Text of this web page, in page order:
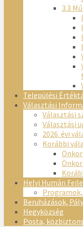
3.3
Települési
Választási
Választási
Választási
2026. évi
Korábbi
Helyi Humán
Beruházások,
Hegyközség
Posta,